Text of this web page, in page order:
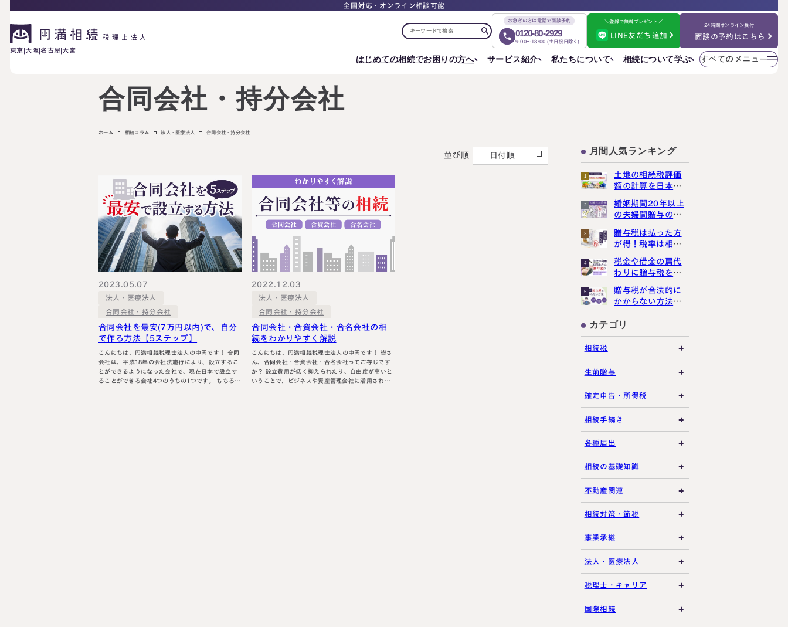
全国対応・オンライン相談可能
東京 大阪 名古屋 大宮
お急ぎの方は電話で面談予約
0120-80-2929
9:00～18:00 (土日祝日除く)
＼登録で無料プレゼント／
LINE友だち追加
24時間オンライン受付
面談の予約はこちら
はじめての相続でお困りの方へ
お困りの方へ
相続ロードマップ
サービス紹介
相続が発生した方へ
相続税申告について
生前対策相談について
私たちについて
阪急グランドビル20階
Access
〒450-0002
愛知県名古屋市中村区名駅三丁目28番12号
大名古屋ビルヂング25階
大宮事務所
〒330-0854
埼玉県さいたま市大宮区桜木町一丁目195番地1
Access
相続について学ぶ
相続コラム
すべてのメニュー
メニューを
閉じる
相続が発生した方へ
相続に備えたい方へ
生前対策相談に
ついて
相続税試算につ
いて 料金表
お客様の声
大阪事務所
名古屋事務所
大宮事務所
はじめての相続でお困りの方へ
はじめての方へ
相続ロードマップ
その他のメニュー
採用サイト
お知らせ
社員日記
お急ぎの方は電話で面談予約
0120-80-2929
9:00～18:00 (土日祝日除く)
面談予約・お問い合わせ 【24時間受付】
登録で無料プレゼント
プライバシーポリシー
合同会社・持分会社
ホーム 相続コラム 法人・医療法人 合同会社・持分会社
並び順 日付順
2023.05.07
法人・医療法人
合同会社・持分会社
合同会社を最安(7万円以内)で、自分
で作る方法【5ステップ】
こんにちは、円満相続税理士法人の中岡です！ 合同
会社は、平成18年の会社法施行により、設立するこ
とができるようになった会社で、現在日本で設立す
ることができる会社4つのうちの1つです。 もちろん
2022.12.03
法人・医療法人
合同会社・持分会社
合同会社・合資会社・合名会社の相
続をわかりやすく解説
こんにちは、円満相続税理士法人の中岡です！ 皆さ
ん、合同会社・合資会社・合名会社ってご存じです
か？ 設立費用が低く抑えられたり、自由度が高いと
いうことで、ビジネスや資産管理会社に活用されて
月間人気ランキング
1
土地の相続税評価
額の計算を日本一
しました
2
婚姻期間20年以上
の夫婦間贈与の特
まっせ
3
贈与税は払った方
が得！税率は相続
です！
4
税金や借金の肩代
わりに贈与税をか
ポイント
5
贈与税が合法的に
かからない方法３
もばれる？】
カテゴリ
相続税
相続税の基礎知識
税務調査・申告実務
各種控除・特例
生前贈与
贈与税の基礎知識
贈与の特例制度
生前贈与
その他贈与関連
確定申告・所得税
譲渡所得
その他所得税
相続手続き
遺言書
遺留分
遺産分割
相続登記・名義変更
相続放棄・限定承認
相続手続き全般
各種届出
税金の納付
死亡届・届出関連
延納・物納
相続の基礎知識
法定相続人・法定相続
分
相続財産
特別縁故者
特別受益・寄与分
不動産関連
建物・マンション評価
土地の評価
借地権・貸家
その他不動産
相続対策・節税
養子縁組・家族信託
生命保険活用
小規模企業共済
不動産活用
事業承継
非上場株式評価
自己株式・株式取得
種類株式・名義株
法人・医療法人
社団法人
合同会社・持分会社
税理士・キャリア
税理士選び・相談
国際相続